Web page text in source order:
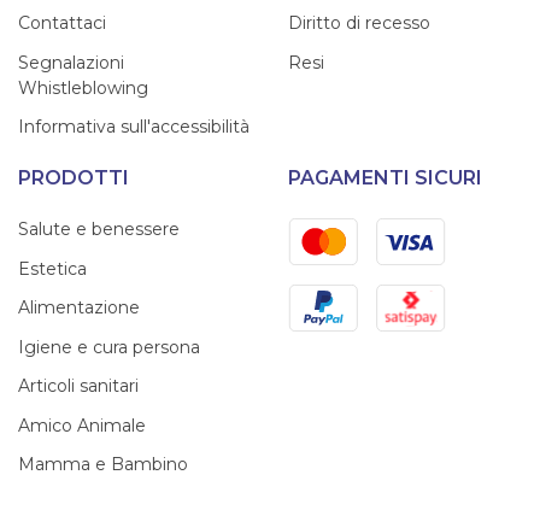
Contattaci
Segnalazioni
Whistleblowing
Informativa sull'accessibilità
Diritto di recesso
Resi
PRODOTTI
Salute e benessere
Estetica
Alimentazione
Igiene e cura persona
Articoli sanitari
Amico Animale
Mamma e Bambino
PAGAMENTI SICURI
MastercardVisa
PayPal Satispay